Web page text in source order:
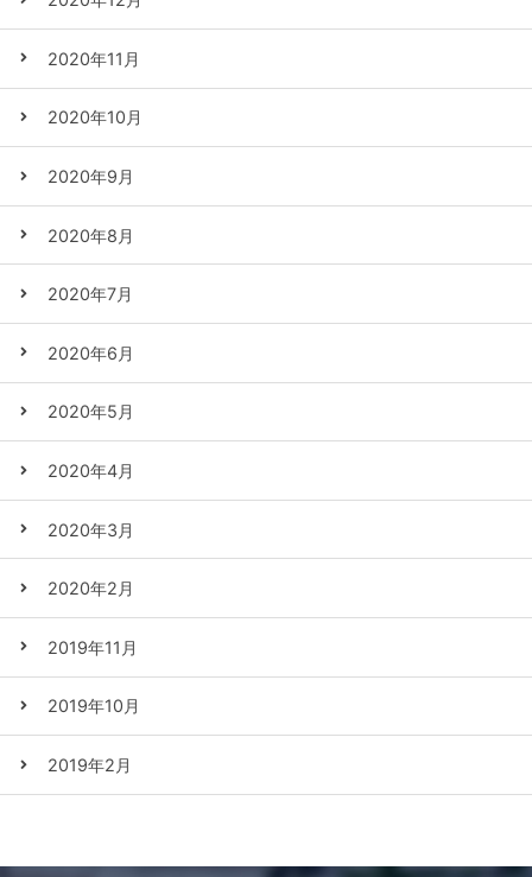
2020年11月
2020年10月
2020年9月
2020年8月
2020年7月
2020年6月
2020年5月
2020年4月
2020年3月
2020年2月
2019年11月
2019年10月
2019年2月